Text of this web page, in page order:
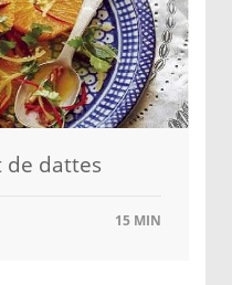
de dattes
15 MIN